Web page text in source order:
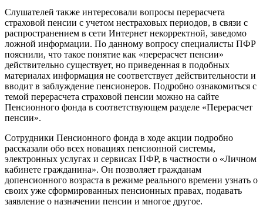
Слушателей также интересовали вопросы перерасчета
страховой пенсии с учетом нестраховых периодов, в связи с
распространением в сети Интернет некорректной, заведомо
ложной информации. По данному вопросу специалисты ПФР
пояснили, что такое понятие как «перерасчет пенсии»
действительно существует, но приведенная в подобных
материалах информация не соответствует действительности и
вводит в заблуждение пенсионеров. Подробно ознакомиться с
темой перерасчета страховой пенсии можно на сайте
Пенсионного фонда в соответствующем разделе «Перерасчет
пенсии».
Сотрудники Пенсионного фонда в ходе акции подробно
рассказали обо всех новациях пенсионной системы,
электронных услугах и сервисах ПФР, в частности о «Личном
кабинете гражданина». Он позволяет гражданам
допенсионного возраста в режиме реального времени узнать о
своих уже сформированных пенсионных правах, подавать
заявление о назначении пенсии и многое другое.